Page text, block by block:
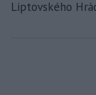
Liptovského